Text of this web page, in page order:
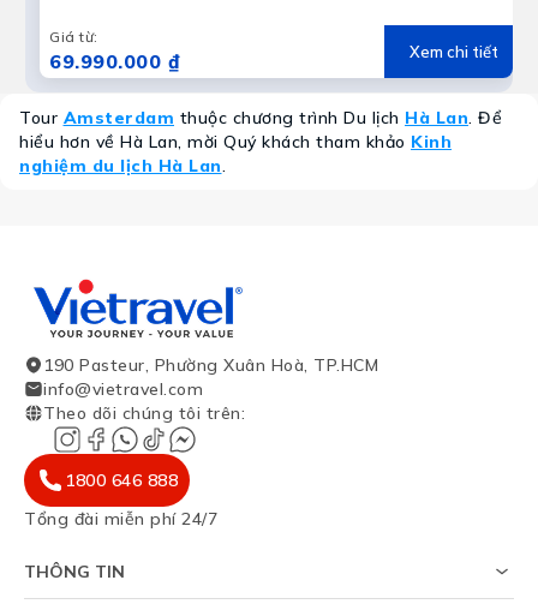
Giá từ:
69.990.000 ₫ Xem chi tiết
Tour Amsterdam thuộc chương trình Du lịch Hà Lan. Để
hiểu hơn về Hà Lan, mời Quý khách tham khảo Kinh
nghiệm du lịch Hà Lan.
190 Pasteur, Phường Xuân Hoà, TP.HCM
info@vietravel.com
Theo dõi chúng tôi trên:
1800 646 888
Tổng đài miễn phí 24/7
THÔNG TIN